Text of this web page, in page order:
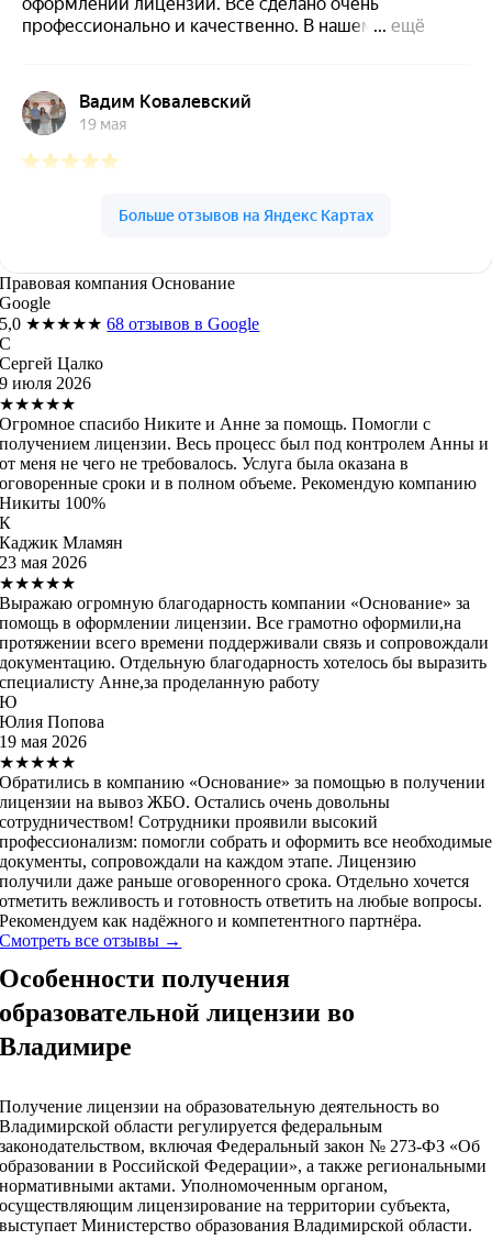
Правовая компания Основание
Google
5,0 ★★★★★68 отзывов в Google
С
Сергей Цалко
9 июля 2026
★★★★★
Огромное спасибо Никите и Анне за помощь. Помогли с
получением лицензии. Весь процесс был под контролем Анны и
от меня не чего не требовалось. Услуга была оказана в
оговоренные сроки и в полном объеме. Рекомендую компанию
Никиты 100%
К
Каджик Мламян
23 мая 2026
★★★★★
Выражаю огромную благодарность компании «Основание» за
помощь в оформлении лицензии. Все грамотно оформили,на
протяжении всего времени поддерживали связь и сопровождали
документацию. Отдельную благодарность хотелось бы выразить
специалисту Анне,за проделанную работу
Ю
Юлия Попова
19 мая 2026
★★★★★
Обратились в компанию «Основание» за помощью в получении
лицензии на вывоз ЖБО. Остались очень довольны
сотрудничеством! Сотрудники проявили высокий
профессионализм: помогли собрать и оформить все необходимые
документы, сопровождали на каждом этапе. Лицензию
получили даже раньше оговоренного срока. Отдельно хочется
отметить вежливость и готовность ответить на любые вопросы.
Рекомендуем как надёжного и компетентного партнёра.
Смотреть все отзывы →
Особенности получения
образовательной лицензии во
Владимире
Получение лицензии на образовательную деятельность во
Владимирской области регулируется федеральным
законодательством, включая Федеральный закон № 273-ФЗ «Об
образовании в Российской Федерации», а также региональными
нормативными актами. Уполномоченным органом,
осуществляющим лицензирование на территории субъекта,
выступает Министерство образования Владимирской области.